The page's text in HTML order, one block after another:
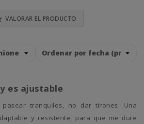
VALORAR EL PRODUCTO
es ajustable
y resistente, para que me dure